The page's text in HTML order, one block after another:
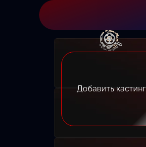
Добавить кастинг